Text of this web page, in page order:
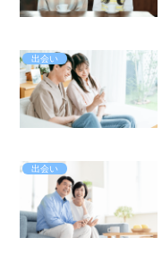
出会い
出会い